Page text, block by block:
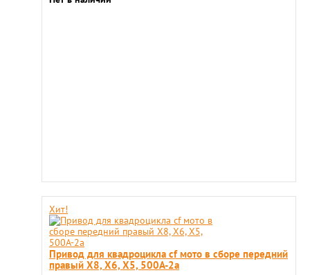
Хит!
Привод для квадроцикла cf мото в сборе передний
правый X8, X6, X5, 500A-2a